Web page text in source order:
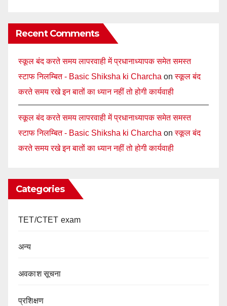
Recent Comments
स्कूल बंद करते समय लापरवाही में प्रधानाध्यापक समेत समस्त
स्टाफ निलम्बित - Basic Shiksha ki Charcha onस्कूल बंद
करते समय रखे इन बातों का ध्यान नहीं तो होगी कार्यवाही
स्कूल बंद करते समय लापरवाही में प्रधानाध्यापक समेत समस्त
स्टाफ निलम्बित - Basic Shiksha ki Charcha onस्कूल बंद
करते समय रखे इन बातों का ध्यान नहीं तो होगी कार्यवाही
Categories
TET/CTET exam
अन्य
अवकाश सूचना
प्रशिक्षण